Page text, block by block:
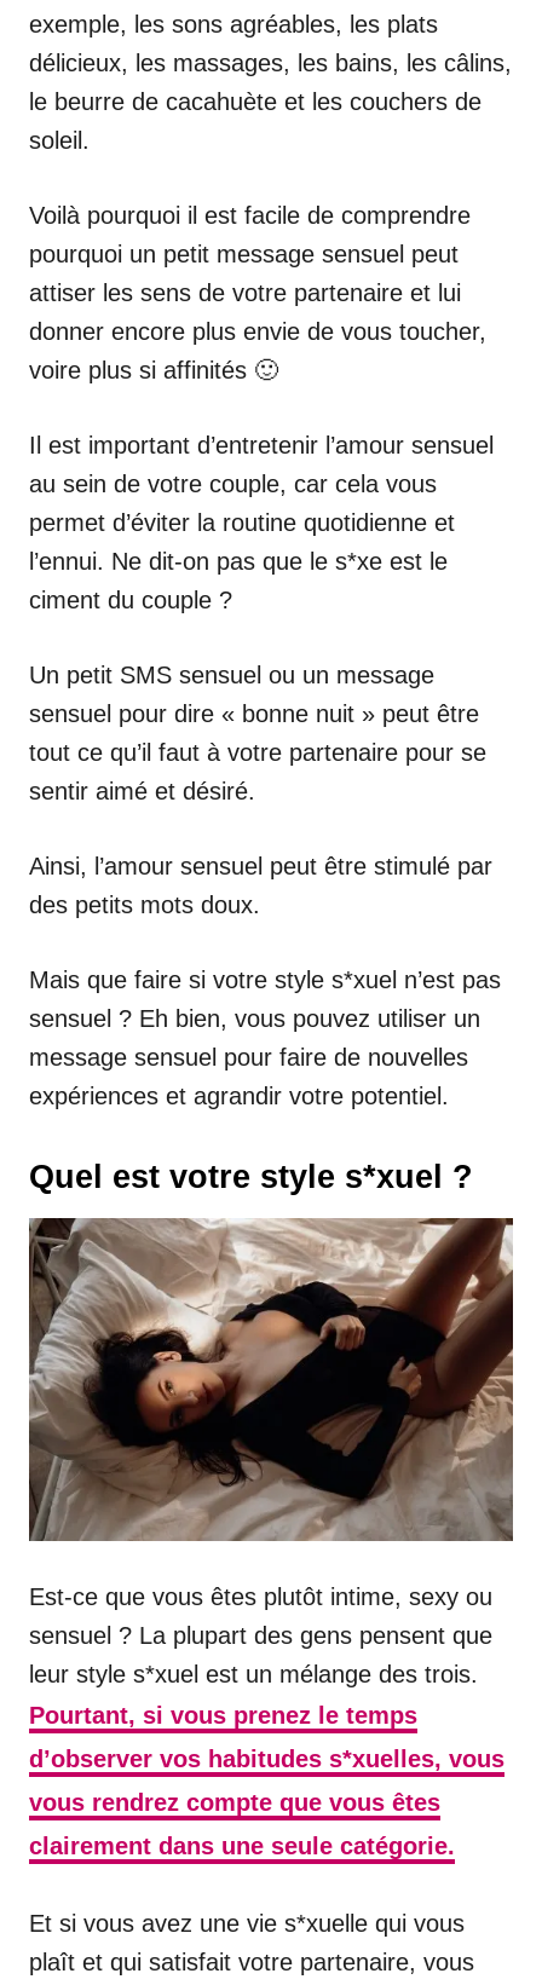
exemple, les sons agréables, les plats
délicieux, les massages, les bains, les câlins,
le beurre de cacahuète et les couchers de
soleil.
Voilà pourquoi il est facile de comprendre
pourquoi un petit message sensuel peut
attiser les sens de votre partenaire et lui
donner encore plus envie de vous toucher,
voire plus si affinités 🙂
Il est important d’entretenir l’amour sensuel
au sein de votre couple, car cela vous
permet d’éviter la routine quotidienne et
l’ennui. Ne dit-on pas que le s*xe est le
ciment du couple ?
Un petit SMS sensuel ou un message
sensuel pour dire « bonne nuit » peut être
tout ce qu’il faut à votre partenaire pour se
sentir aimé et désiré.
Ainsi, l’amour sensuel peut être stimulé par
des petits mots doux.
Mais que faire si votre style s*xuel n’est pas
sensuel ? Eh bien, vous pouvez utiliser un
message sensuel pour faire de nouvelles
expériences et agrandir votre potentiel.
Quel est votre style s*xuel ?
Est-ce que vous êtes plutôt intime, sexy ou
sensuel ? La plupart des gens pensent que
leur style s*xuel est un mélange des trois.
Pourtant, si vous prenez le temps
d’observer vos habitudes s*xuelles, vous
vous rendrez compte que vous êtes
clairement dans une seule catégorie.
Et si vous avez une vie s*xuelle qui vous
plaît et qui satisfait votre partenaire, vous